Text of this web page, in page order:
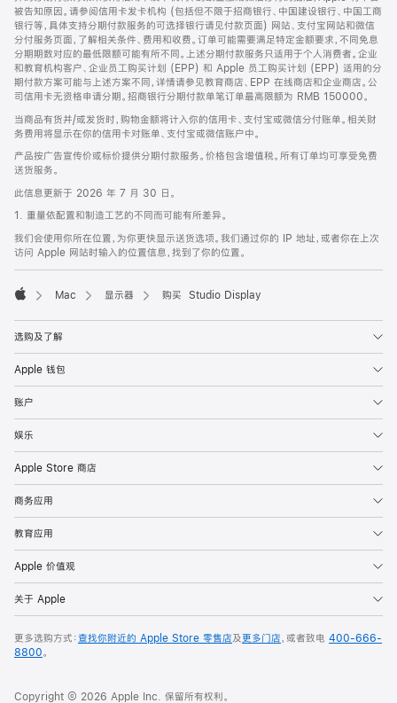
被告知原因。请参阅信用卡发卡机构 (包括但不限于招商银行、中国建设银行、中国工商
银行等，具体支持分期付款服务的可选择银行请见付款页面) 网站、支付宝网站和微信
分付服务页面，了解相关条件、费用和收费。订单可能需要满足特定金额要求，不同免息
分期期数对应的最低限额可能有所不同。上述分期付款服务只适用于个人消费者。企业
和教育机构客户、企业员工购买计划 (EPP) 和 Apple 员工购买计划 (EPP) 适用的分
期付款方案可能与上述方案不同，详情请参见教育商店、EPP 在线商店和企业商店。公
司信用卡无资格申请分期。招商银行分期付款单笔订单最高限额为 RMB 150000。
当商品有货并/或发货时，购物金额将计入你的信用卡、支付宝或微信分付账单。相关财
务费用将显示在你的信用卡对账单、支付宝或微信账户中。
产品按广告宣传价或标价提供分期付款服务。价格包含增值税。所有订单均可享受免费
送货服务。
此信息更新于 2026 年 7 月 30 日。
1. 重量依配置和制造工艺的不同而可能有所差异。
我们会使用你所在位置，为你更快显示送货选项。我们通过你的 IP 地址，或者你在上次
访问 Apple 网站时输入的位置信息，找到了你的位置。
Mac 显示器 购买 Studio Display
选购及了解
Apple 钱包
账户
娱乐
Apple Store 商店
商务应用
教育应用
Apple 价值观
关于 Apple
更多选购方式：查找你附近的 Apple Store 零售店及更多门店，或者致电 400-666-
8800。
Copyright © 2026 Apple Inc. 保留所有权利。